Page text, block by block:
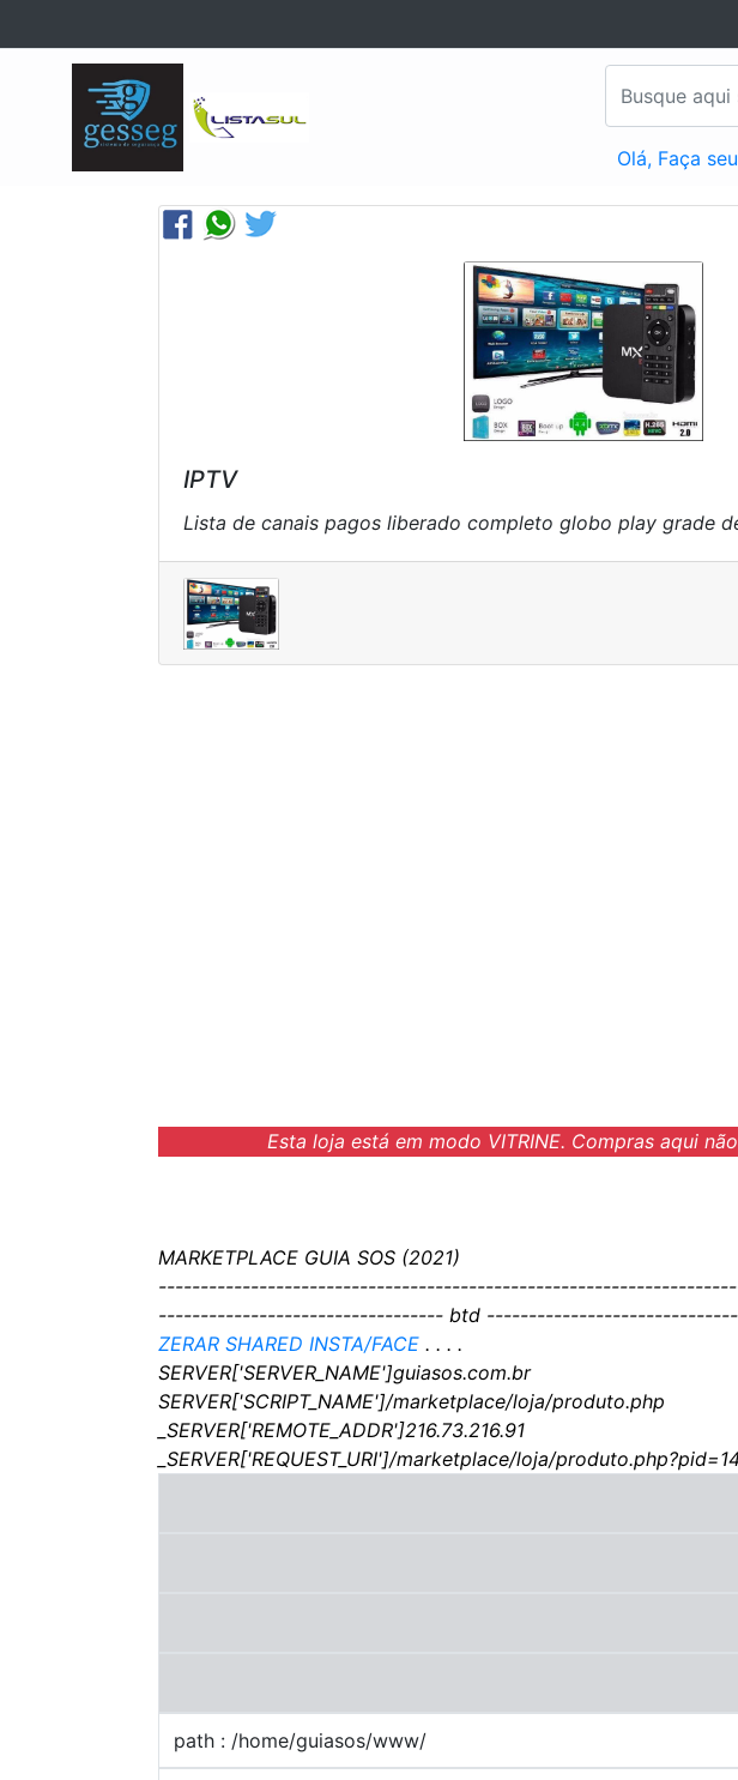
Olá, Faça
IPTV
Lista de canais pagos liberado completo globo play grade
Esta loja está em modo VITRINE. Compras aqui
MARKETPLACE GUIA SOS (2021)
---------------------------------- btd
ZERAR SHARED INSTA/FACE . . . .
SERVER['SERVER_NAME']guiasos.com.br
SERVER['SCRIPT_NAME']/marketplace/loja/produto.php
_SERVER['REMOTE_ADDR']216.73.216.91
_SERVER['REQUEST_URI']/marketplace/loja/
path : /home/guiasos/www/